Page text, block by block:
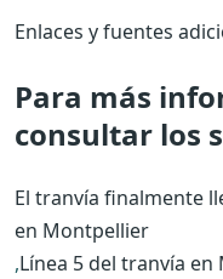
Enlaces y fuentes
Para más
consultar los
El tranvía finalmente
en Montpellier
,Línea 5 del tranvía